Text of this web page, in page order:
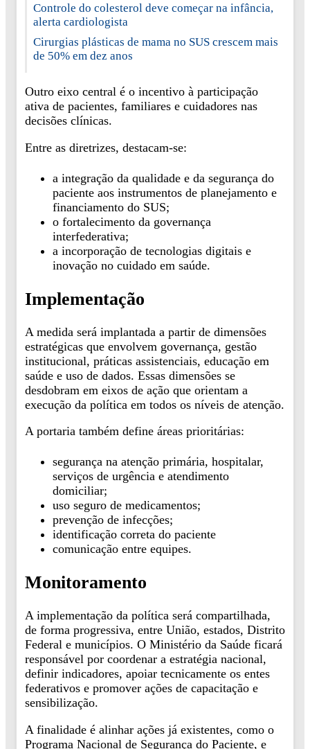
Controle do colesterol deve começar na infância,
alerta cardiologista
Cirurgias plásticas de mama no SUS crescem mais
de 50% em dez anos
Outro eixo central é o incentivo à participação
ativa de pacientes, familiares e cuidadores nas
decisões clínicas.
Entre as diretrizes, destacam-se:
a integração da qualidade e da segurança do
paciente aos instrumentos de planejamento e
financiamento do SUS;
o fortalecimento da governança
interfederativa;
a incorporação de tecnologias digitais e
inovação no cuidado em saúde.
Implementação
A medida será implantada a partir de dimensões
estratégicas que envolvem governança, gestão
institucional, práticas assistenciais, educação em
saúde e uso de dados. Essas dimensões se
desdobram em eixos de ação que orientam a
execução da política em todos os níveis de atenção.
A portaria também define áreas prioritárias:
segurança na atenção primária, hospitalar,
serviços de urgência e atendimento
domiciliar;
uso seguro de medicamentos;
prevenção de infecções;
identificação correta do paciente
comunicação entre equipes.
Monitoramento
A implementação da política será compartilhada,
de forma progressiva, entre União, estados, Distrito
Federal e municípios. O Ministério da Saúde ficará
responsável por coordenar a estratégia nacional,
definir indicadores, apoiar tecnicamente os entes
federativos e promover ações de capacitação e
sensibilização.
A finalidade é alinhar ações já existentes, como o
Programa Nacional de Segurança do Paciente, e